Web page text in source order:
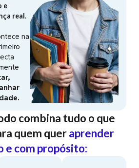
e
real.
na
combina tudo o que
quem queraprender
e com propósito: